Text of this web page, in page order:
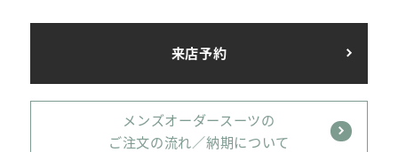
来店予約
メンズオーダースーツの
ご注文の流れ／納期について